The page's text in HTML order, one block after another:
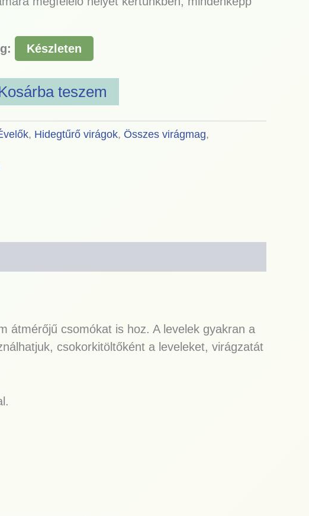
Készleten
teszem
, Hidegtűrő virágok, Összes virágmag,
átmérőjű csomókat is hoz. A levelek gyakran a
csokorkitöltőként a leveleket, virágzatát